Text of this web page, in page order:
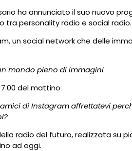
ha annunciato il suo nuovo
tra personality radio e social radio.
un social network che delle
mondo pieno di immagini
del mattino:
di Instagram affrettatevi
radio del futuro, realizzata su
ad oggi.